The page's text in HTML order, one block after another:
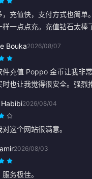
，充值快，支付方式也简单
样一点点充。充值钻石太棒
Bouka2026/08/07
件充值 Poppo 金币让我非
时也让我觉得很安全。强烈
2026/08/04
这个网站很满意。
2026/08/03
务极佳。